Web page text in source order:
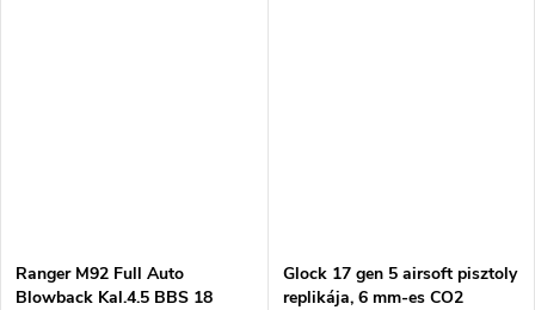
Ranger M92 Full Auto
Blowback Kal.4.5 BBS 18
Glock 17 gen 5 airsoft pisztoly
replikája, 6 mm-es CO2